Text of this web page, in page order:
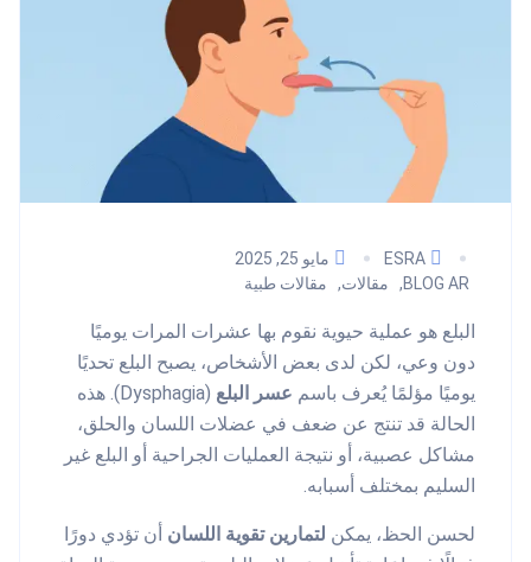
ESRA
مايو 25, 2025
BLOG AR
مقالات مقالات طبية
البلع هو عملية حيوية نقوم بها عشرات المرات يوميًا
دون وعي، لكن لدى بعض الأشخاص، يصبح البلع تحديًا
يوميًا مؤلمًا يُعرف باسم عسر البلع
(Dysphagia). هذه
الحالة قد تنتج عن ضعف في عضلات اللسان والحلق،
مشاكل عصبية، أو نتيجة العمليات الجراحية أو البلع غير
السليم بمختلف أسبابه.
لحسن الحظ، يمكن لتمارين تقوية اللسان أن تؤدي دورًا